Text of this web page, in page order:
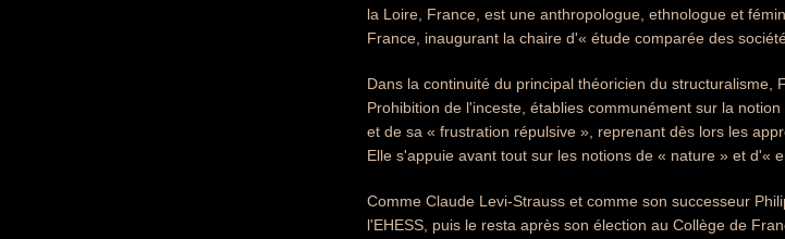
la Loire, France, est une anthropologue, ethnologue et
France, inaugurant la chaire d'« étude comparée des
Dans la continuité du principal théoricien du
Prohibition de l'inceste, établies communément sur la
et de sa « frustration répulsive », reprenant dès lors les
Elle s'appuie avant tout sur les notions de « nature » et d'«
Comme Claude Levi-Strauss et comme son successeur
l'EHESS, puis le resta après son élection au Collège de